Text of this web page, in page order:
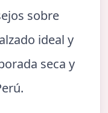
sobre
ideal y
seca y